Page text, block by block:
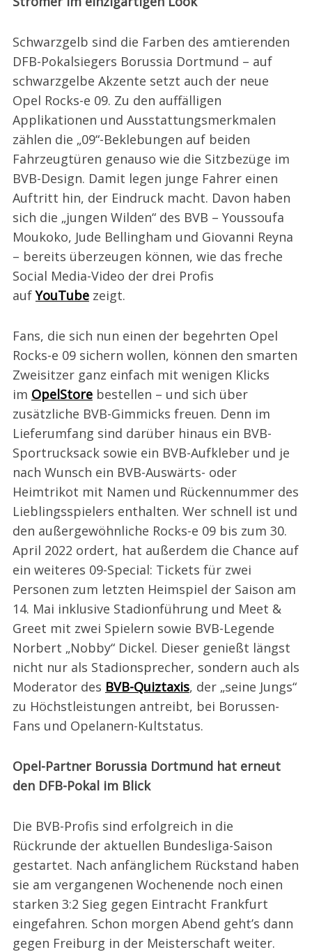
Schwarzgelb sind die Farben des amtierenden
DFB-Pokalsiegers Borussia Dortmund – auf
schwarzgelbe Akzente setzt auch der neue
Opel Rocks-e 09. Zu den auffälligen
Applikationen und Ausstattungsmerkmalen
zählen die „09“-Beklebungen auf beiden
Fahrzeugtüren genauso wie die Sitzbezüge im
BVB-Design. Damit legen junge Fahrer einen
Auftritt hin, der Eindruck macht. Davon haben
sich die „jungen Wilden“ des BVB – Youssoufa
Moukoko, Jude Bellingham und Giovanni Reyna
– bereits überzeugen können, wie das freche
Social Media-Video der drei Profis
aufYouTubezeigt.
Fans, die sich nun einen der begehrten Opel
Rocks-e 09 sichern wollen, können den smarten
Zweisitzer ganz einfach mit wenigen Klicks
im OpelStorebestellen – und sich über
zusätzliche BVB-Gimmicks freuen. Denn im
Lieferumfang sind darüber hinaus ein BVB-
Sportrucksack sowie ein BVB-Aufkleber und je
nach Wunsch ein BVB-Auswärts- oder
Heimtrikot mit Namen und Rückennummer des
Lieblingsspielers enthalten. Wer schnell ist und
den außergewöhnliche Rocks-e 09 bis zum 30.
April 2022 ordert, hat außerdem die Chance auf
ein weiteres 09-Special: Tickets für zwei
Personen zum letzten Heimspiel der Saison am
14. Mai inklusive Stadionführung und Meet &
Greet mit zwei Spielern sowie BVB-Legende
Norbert „Nobby“ Dickel. Dieser genießt längst
nicht nur als Stadionsprecher, sondern auch als
Moderator des BVB-Quiztaxis, der „seine Jungs“
zu Höchstleistungen antreibt, bei Borussen-
Fans und Opelanern-Kultstatus.
Opel-Partner Borussia Dortmund hat erneut
den DFB-Pokal im Blick
Die BVB-Profis sind erfolgreich in die
Rückrunde der aktuellen Bundesliga-Saison
gestartet. Nach anfänglichem Rückstand haben
sie am vergangenen Wochenende noch einen
starken 3:2 Sieg gegen Eintracht Frankfurt
eingefahren. Schon morgen Abend geht’s dann
gegen Freiburg in der Meisterschaft weiter.